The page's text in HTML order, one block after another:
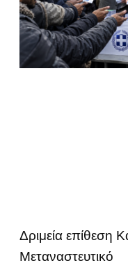
Δριμεία επίθεση
Μεταναστευτικό